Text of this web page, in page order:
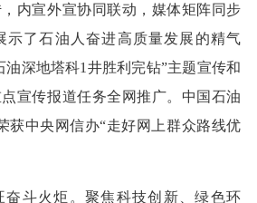
内宣外宣协同联动，媒体矩阵同步
示了石油人奋进高质量发展的精气
油深地塔科1井胜利完钻”主题宣传和
宣传报道任务全网推广。中国石油
获中央网信办“走好网上群众路线优
奋斗火炬。聚焦科技创新、绿色环